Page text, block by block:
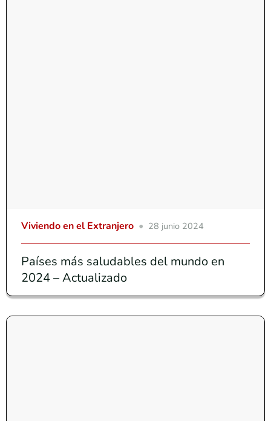
Viviendo en el Extranjero 28 junio 2024
Países más saludables del mundo en
2024 – Actualizado